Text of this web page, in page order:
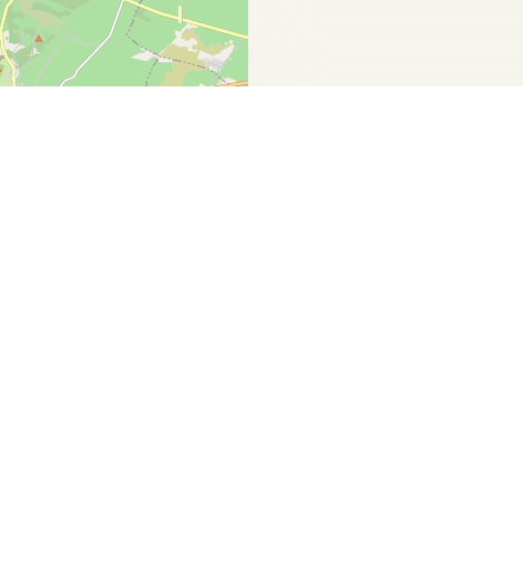
vos Options
paramètres de confidentialité, en garantissant la